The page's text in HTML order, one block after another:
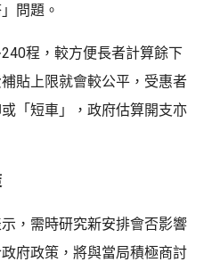
問題。
程，較方便長者計算餘下
貼上限就會較公平，受惠者
「短車」，政府估算開支亦
，需時研究新安排會否影響
府政策，將與當局積極商討